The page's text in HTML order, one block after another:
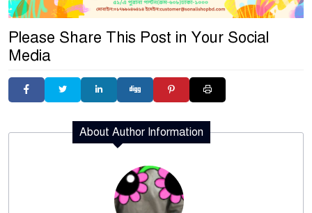
Please Share This Post in Your Social
Media
About Author Information